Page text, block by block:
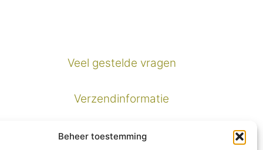
Beheer toestemming
Veel gestelde vragen
Verzendinformatie
Privacybeleid